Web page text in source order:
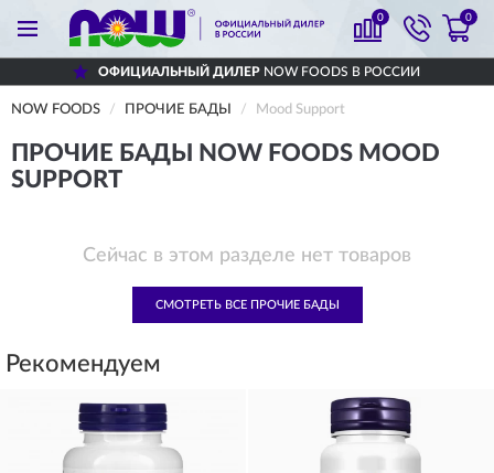
0 0
ОФИЦИАЛЬНЫЙ ДИЛЕРNOW FOODS В РОССИИ
NOW FOODS ПРОЧИЕ БАДЫ Mood Support
ПРОЧИЕ БАДЫ NOW FOODS MOOD
SUPPORT
Сейчас в этом разделе нет товаров
СМОТРЕТЬ ВСЕ ПРОЧИЕ БАДЫ
Рекомендуем